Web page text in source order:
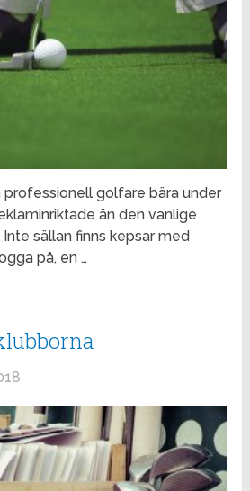
professionell golfare bära under
än den vanlige
sällan finns kepsar med
på, en …